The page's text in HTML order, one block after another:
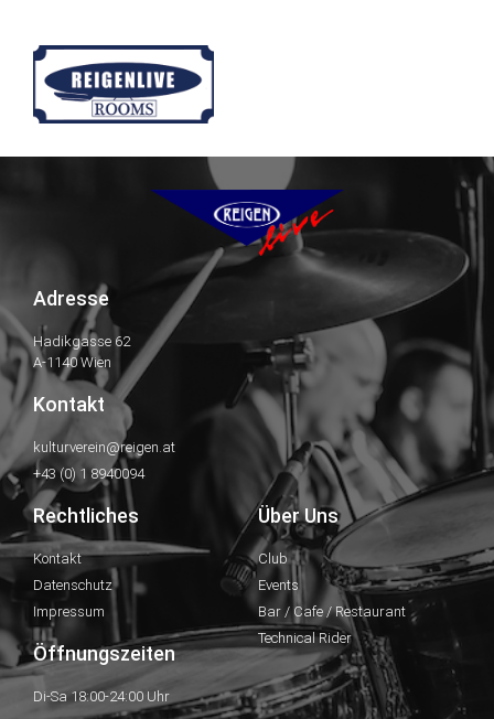
Adresse
Hadikgasse 62
A-1140 Wien
Kontakt
kulturverein@reigen.at
+43 (0) 1 8940094
Rechtliches
Kontakt
Datenschutz
Impressum
Öffnungszeiten
Di-Sa 18:00-24:00 Uhr
Über Uns
Club
Events
Bar / Cafe / Restaurant
Technical Rider